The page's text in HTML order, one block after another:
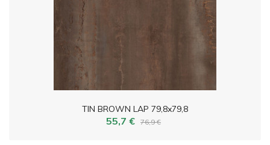
TIN BROWN LAP 79,8x79,8
55,7 € 76,9 €